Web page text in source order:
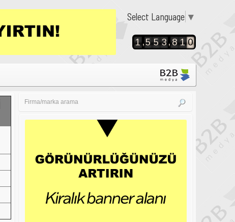
Select Language ▼
1 ,5 5 3 , 8 1 0